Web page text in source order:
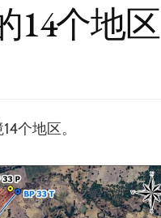
14个地区
个地区。